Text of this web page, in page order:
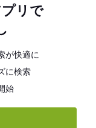
リで
が快適に
に検索
始